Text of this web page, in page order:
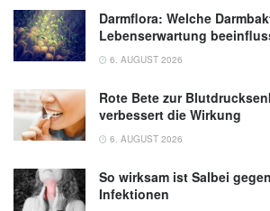
(Abruf: 24.02.2020)
Look AHEAD Research
long-term lifestyle
obese adults with type 2
AHEAD study; in:
Darmflora: Welche
Lebenserwartung
6. AUGUST 2026
Rote Bete zur
verbessert die Wirkung
6. AUGUST 2026
So wirksam ist Salbei
Infektionen